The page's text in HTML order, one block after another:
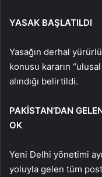
YASAK BAŞLATILDI
Yasağın derhal
konusu kararın
alındığı belirtildi.
PAKİSTAN’DAN
OK
Yeni Delhi yönetimi
yoluyla gelen tüm